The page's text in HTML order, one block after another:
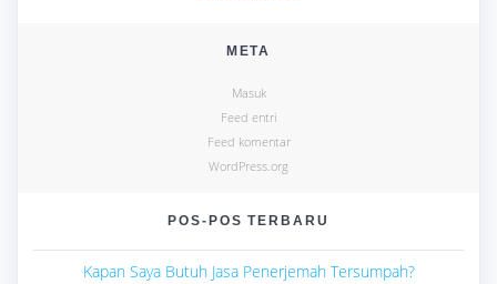
META
Masuk
Feed entri
Feed komentar
WordPress.org
POS-POS TERBARU
Kapan Saya Butuh Jasa Penerjemah Tersumpah?